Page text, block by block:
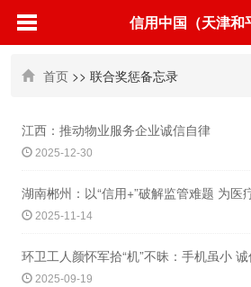
信用中国（天津和
首页 >> 联合奖惩备忘录
江西：推动物业服务企业诚信自律
2025-12-30
2025-11-14
环卫工人颜怀军拾“机”不昧：手机虽小
2025-09-19